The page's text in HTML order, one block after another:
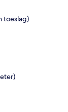
toeslag)